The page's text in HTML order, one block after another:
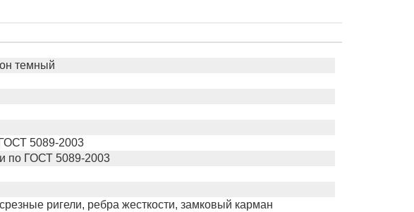
темный
5089-2003
по ГОСТ 5089-2003
ригели, ребра жесткости, замковый карман